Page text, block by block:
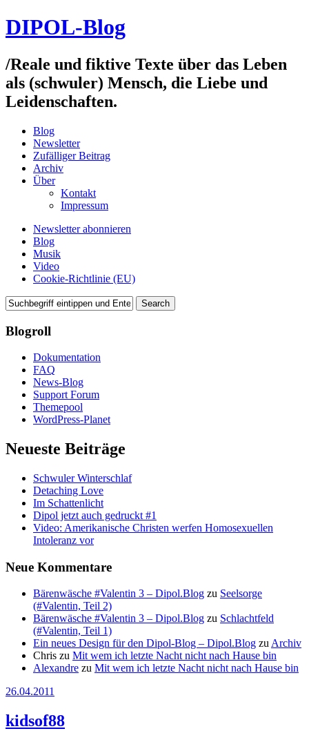
DIPOL-Blog
/Reale und fiktive Texte über das Leben
als (schwuler) Mensch, die Liebe und
Leidenschaften.
Blog
Newsletter
Zufälliger Beitrag
Archiv
Über
Kontakt
Impressum
Newsletter abonnieren
Blog
Musik
Video
Cookie-Richtlinie (EU)
Blogroll
Dokumentation
FAQ
News-Blog
Support Forum
Themepool
WordPress-Planet
Neueste Beiträge
Schwuler Winterschlaf
Detaching Love
Im Schattenlicht
Dipol jetzt auch gedruckt #1
Video: Amerikanische Christen werfen Homosexuellen
Intoleranz vor
Neue Kommentare
Bärenwäsche #Valentin 3 – Dipol.Blog zu Seelsorge
(#Valentin, Teil 2)
Bärenwäsche #Valentin 3 – Dipol.Blog zu Schlachtfeld
(#Valentin, Teil 1)
Ein neues Design für den Dipol-Blog – Dipol.Blog zuArchiv
Chris zu Mit wem ich letzte Nacht nicht nach Hause bin
Alexandre zu Mit wem ich letzte Nacht nicht nach Hause bin
26.04.2011
kidsof88